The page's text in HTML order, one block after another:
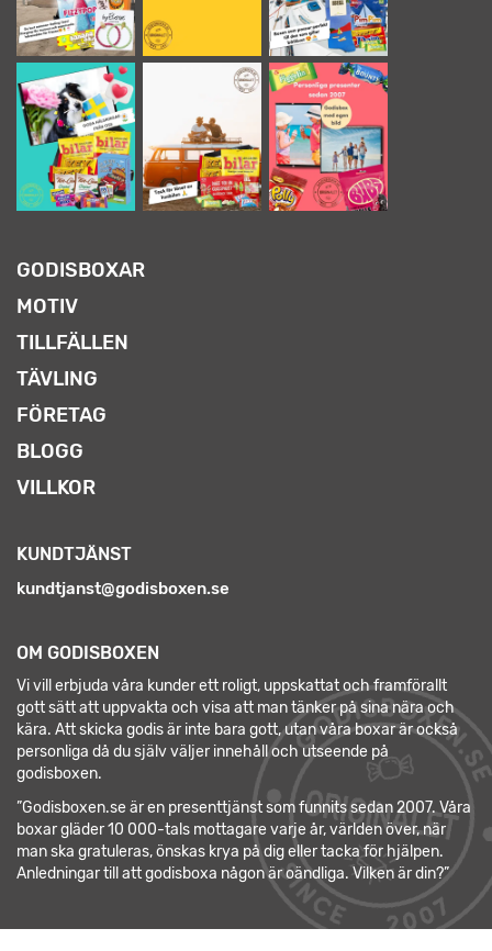
GODISBOXAR
MOTIV
TILLFÄLLEN
TÄVLING
FÖRETAG
BLOGG
VILLKOR
KUNDTJÄNST
kundtjanst@godisboxen.se
OM GODISBOXEN
Vi vill erbjuda våra kunder ett roligt, uppskattat och framförallt
gott sätt att uppvakta och visa att man tänker på sina nära och
kära. Att skicka godis är inte bara gott, utan våra boxar är också
personliga då du själv väljer innehåll och utseende på
godisboxen.
”Godisboxen.se är en presenttjänst som funnits sedan 2007. Våra
boxar gläder 10 000-tals mottagare varje år, världen över, när
man ska gratuleras, önskas krya på dig eller tacka för hjälpen.
Anledningar till att godisboxa någon är oändliga. Vilken är din?”